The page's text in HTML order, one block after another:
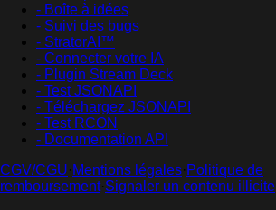
- Boîte à idées
- Suivi des bugs
- StratorAI™
- Connecter votre IA
- Plugin Stream Deck
- Test JSONAPI
- Téléchargez JSONAPI
- Test RCON
- Documentation API
CGV/CGU· Mentions légales· Politique de
remboursement·Signaler un contenu illicite